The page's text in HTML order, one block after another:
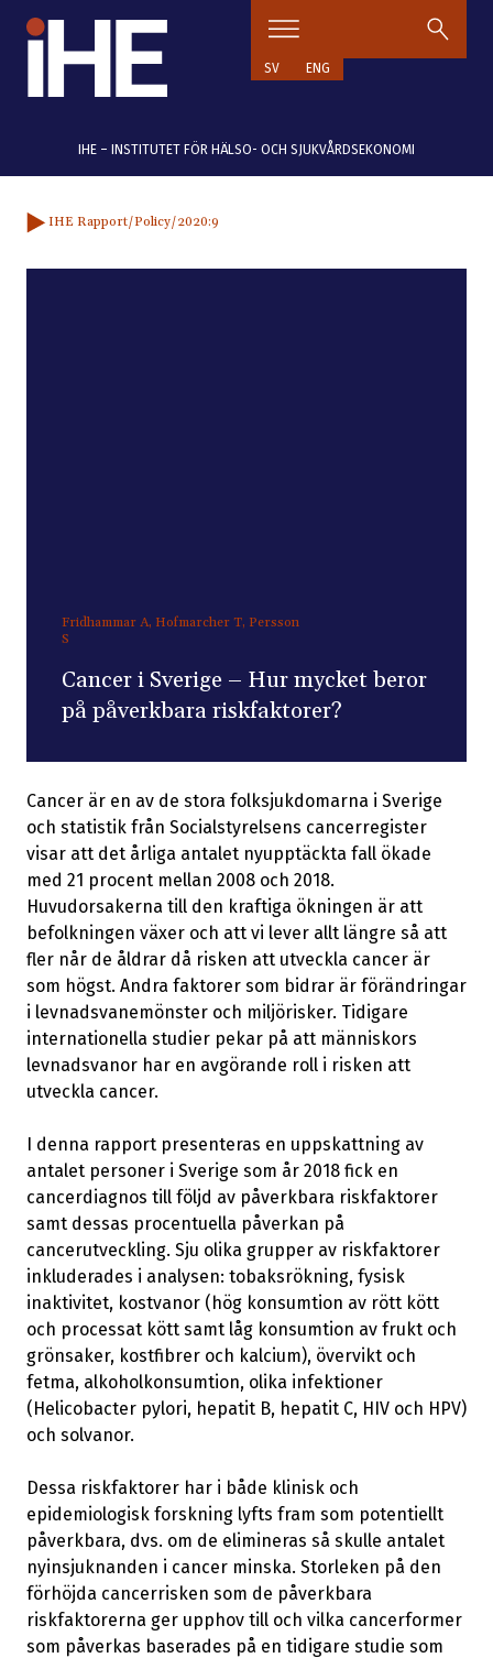
IHE – INSTITUTET FÖR HÄLSO- OCH SJUKVÅRDSEKONOMI
SV ENG
IHE Rapport/Policy/2020:9
Fridhammar A, Hofmarcher T, Persson
S
Cancer i Sverige – Hur mycket beror
på påverkbara riskfaktorer?
Cancer är en av de stora folksjukdomarna i Sverige
och statistik från Socialstyrelsens cancerregister
visar att det årliga antalet nyupptäckta fall ökade
med 21 procent mellan 2008 och 2018.
Huvudorsakerna till den kraftiga ökningen är att
befolkningen växer och att vi lever allt längre så att
fler når de åldrar då risken att utveckla cancer är
som högst. Andra faktorer som bidrar är förändringar
i levnadsvanemönster och miljörisker. Tidigare
internationella studier pekar på att människors
levnadsvanor har en avgörande roll i risken att
utveckla cancer.
I denna rapport presenteras en uppskattning av
antalet personer i Sverige som år 2018 fick en
cancerdiagnos till följd av påverkbara riskfaktorer
samt dessas procentuella påverkan på
cancerutveckling. Sju olika grupper av riskfaktorer
inkluderades i analysen: tobaksrökning, fysisk
inaktivitet, kostvanor (hög konsumtion av rött kött
och processat kött samt låg konsumtion av frukt och
grönsaker, kostfibrer och kalcium), övervikt och
fetma, alkoholkonsumtion, olika infektioner
(Helicobacter pylori, hepatit B, hepatit C, HIV och HPV)
och solvanor.
Dessa riskfaktorer har i både klinisk och
epidemiologisk forskning lyfts fram som potentiellt
påverkbara, dvs. om de elimineras så skulle antalet
nyinsjuknanden i cancer minska. Storleken på den
förhöjda cancerrisken som de påverkbara
riskfaktorerna ger upphov till och vilka cancerformer
som påverkas baserades på en tidigare studie som